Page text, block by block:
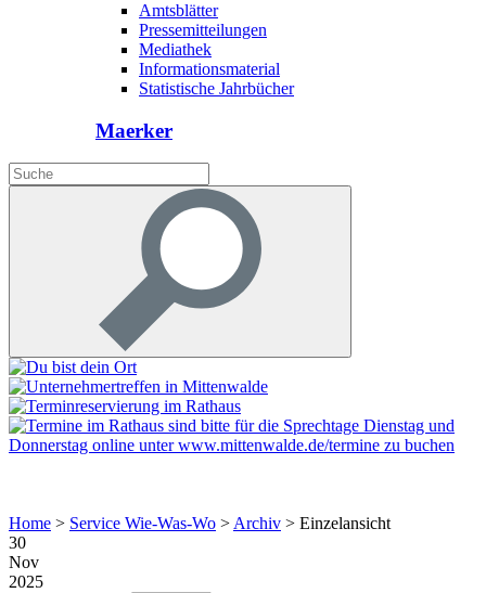
Amtsblätter
Pressemitteilungen
Mediathek
Informationsmaterial
Statistische Jahrbücher
Maerker
Home > Service Wie-Was-Wo >Archiv > Einzelansicht
30
Nov
2025